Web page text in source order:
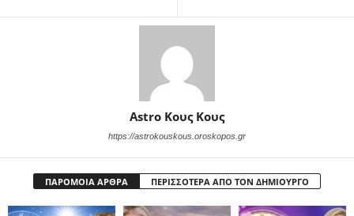
Astro Κους Κους
https://astrokouskous.oroskopos.gr
ΠΑΡΟΜΟΙΑ ΑΡΘΡΑ ΠΕΡΙΣΣΟΤΕΡΑ ΑΠΟ ΤΟΝ ΔΗΜΙΟΥΡΓΟ